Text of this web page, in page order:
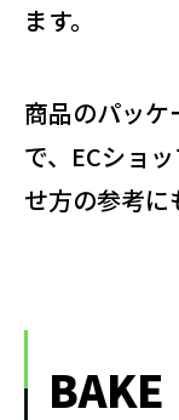
ます。
商品のパッケ
で、ECショ
せ方の参考に
BAKE